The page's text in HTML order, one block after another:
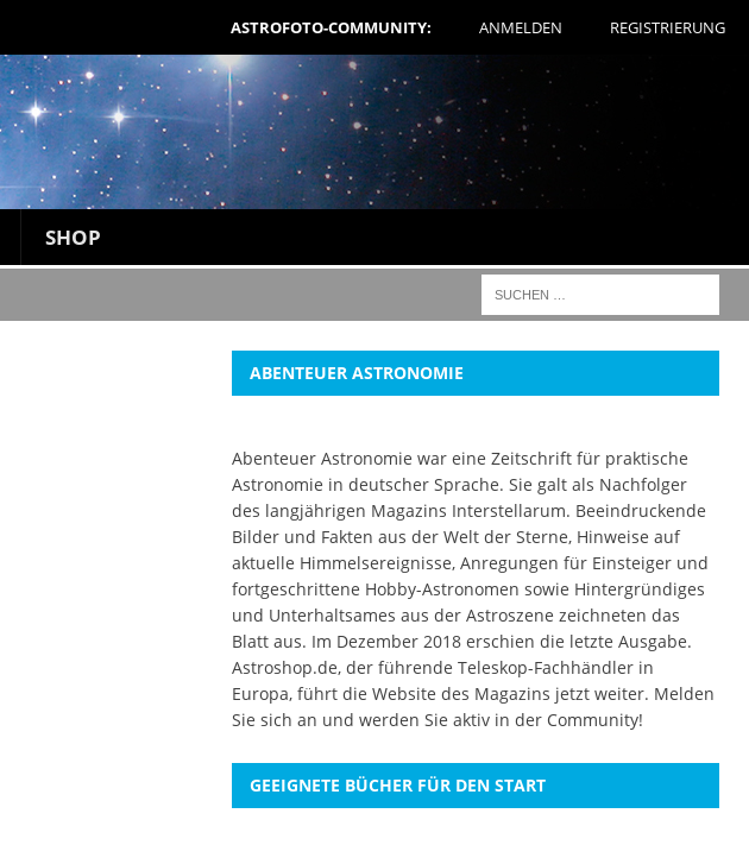
ASTROFOTO-COMMUNITY: ANMELDEN REGISTRIERUNG
SHOP
ABENTEUER ASTRONOMIE
Abenteuer Astronomie war eine Zeitschrift für praktische
Astronomie in deutscher Sprache. Sie galt als Nachfolger
des langjährigen Magazins Interstellarum. Beeindruckende
Bilder und Fakten aus der Welt der Sterne, Hinweise auf
aktuelle Himmelsereignisse, Anregungen für Einsteiger und
fortgeschrittene Hobby-Astronomen sowie Hintergründiges
und Unterhaltsames aus der Astroszene zeichneten das
Blatt aus. Im Dezember 2018 erschien die letzte Ausgabe.
Astroshop.de, der führende Teleskop-Fachhändler in
Europa, führt die Website des Magazins jetzt weiter. Melden
Sie sich an und werden Sie aktiv in der Community!
GEEIGNETE BÜCHER FÜR DEN START